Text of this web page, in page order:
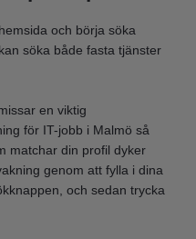
och börja söka
söka både fasta tjänster
en viktig
för IT-jobb i Malmö så
matchar din profil dyker
genom att fylla i dina
och sedan trycka